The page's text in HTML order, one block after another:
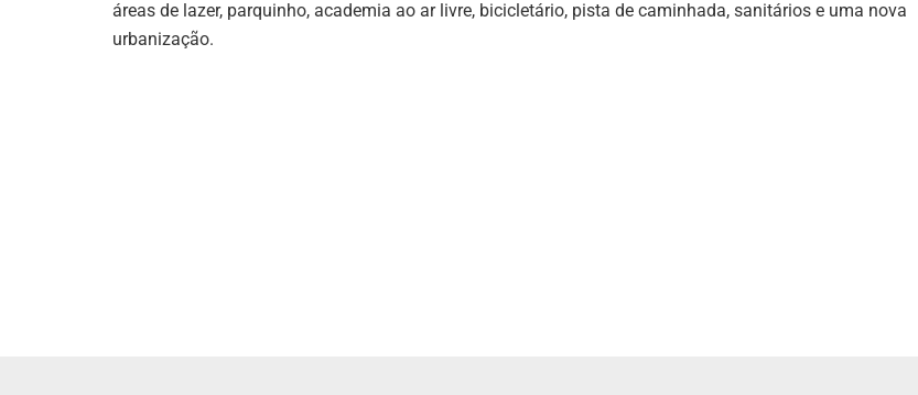
áreas de lazer, parquinho, academia ao ar livre, bicicletário, pista de caminhada, sanitários e uma nova
urbanização.